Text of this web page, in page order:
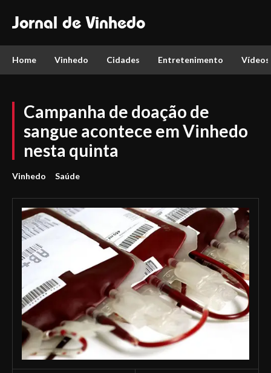
Jornal de Vinhedo
Home Vinhedo Cidades Entretenimento Vídeos
Campanha de doação de
sangue acontece em Vinhedo
nesta quinta
Vinhedo Saúde